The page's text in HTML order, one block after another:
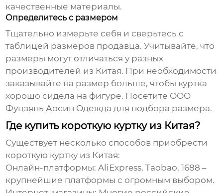
качественные материалы.
Определитесь с размером
Тщательно измерьте себя и сверьтесь с
таблицей размеров продавца. Учитывайте, что
размеры могут отличаться у разных
производителей из Китая. При необходимости
заказывайте на размер больше, чтобы куртка
хорошо сидела на фигуре. Посетите ООО
Фуцзянь Аосин Одежда для подбора размера.
Где купить короткую куртку из Китая?
Существует несколько способов приобрести
короткую куртку из Китая:
Онлайн-платформы: AliExpress, Taobao, 1688 –
крупнейшие платформы с огромным выбором.